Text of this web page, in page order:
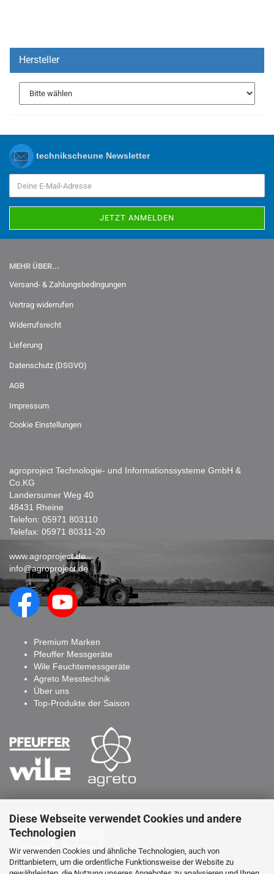
Diese Webseite verwendet Cookies und andere
Technologien
Wir verwenden Cookies und ähnliche Technologien, auch von
Drittanbietern, um die ordentliche Funktionsweise der Website zu
Hersteller
technikscheune Newsletter
MEHR ÜBER...
Versand- & Zahlungsbedingungen
Vertrag widerrufen
Widerrufsrecht
Lieferung
Datenschutz (DSGVO)
AGB
Impressum
Cookie Einstellungen
agroproject Technologie- und Informationssysteme GmbH &
Co.KG
Landersumer Weg 40
48431 Rheine
Telefon: 05971 803110
Telefax: 05971 80311-20
www.agroproject.de
info@agroproject.de
Premium Marken
Pfeuffer Messgeräte
Wile Feuchtemessgeräte
Agreto Messtechnik
Über uns
Top-Produkte der Saison
SICHER BEZAHLEN
WIR VERSENDEN MIT